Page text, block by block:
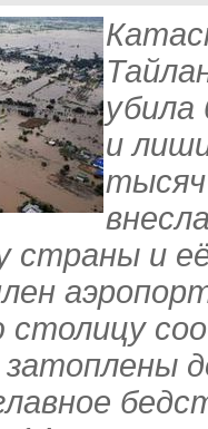
убила
и
тысяч
страны и